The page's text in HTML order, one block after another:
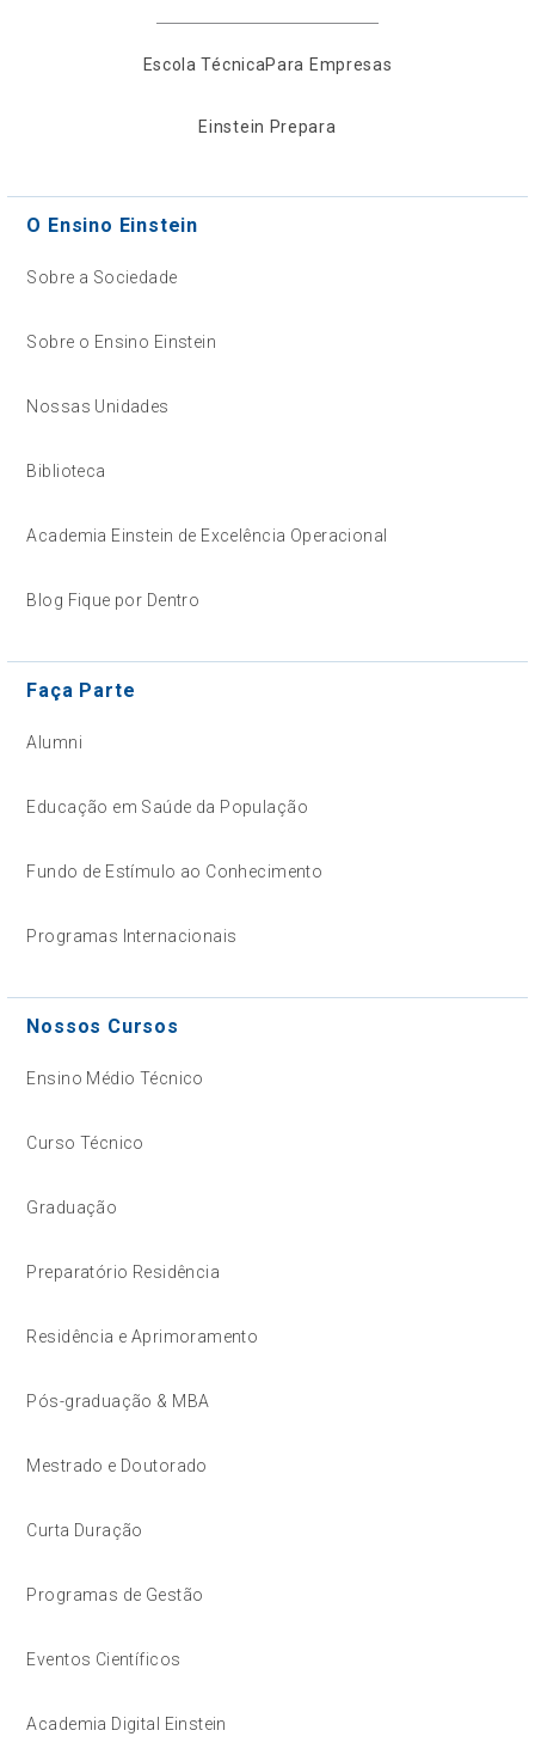
Escola TécnicaPara Empresas
Einstein Prepara
O Ensino Einstein
Sobre a Sociedade
Sobre o Ensino Einstein
Nossas Unidades
Biblioteca
Academia Einstein de Excelência Operacional
Blog Fique por Dentro
Faça Parte
Alumni
Educação em Saúde da População
Fundo de Estímulo ao Conhecimento
Programas Internacionais
Nossos Cursos
Ensino Médio Técnico
Curso Técnico
Graduação
Preparatório Residência
Residência e Aprimoramento
Pós-graduação & MBA
Mestrado e Doutorado
Curta Duração
Programas de Gestão
Eventos Científicos
Academia Digital Einstein